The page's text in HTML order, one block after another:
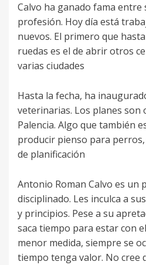
Calvo ha ganado fama entre
profesión. Hoy día está
nuevos. El primero que
ruedas es el de abrir otros
varias ciudades
Hasta la fecha, ha
veterinarias. Los planes son
Palencia. Algo que también
producir pienso para
de planificación
Antonio Roman Calvo es un
disciplinado. Les inculca a
y principios. Pese a su
saca tiempo para estar con
menor medida, siempre se
tiempo tenga valor. No cree